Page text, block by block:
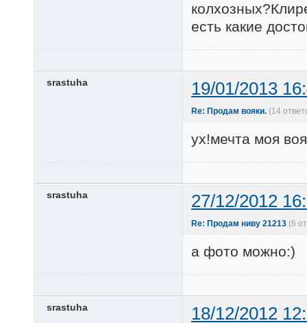
есть какие
srastuha 19/01/2013
Re: Продам вояки. (14
ух!мечта моя
srastuha 27/12/2012
Re: Продам ниву 21213 (6
а фото можно:)
srastuha 18/12/2012